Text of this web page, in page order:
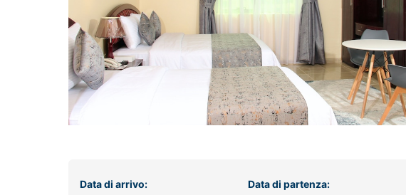
Data di arrivo: Data di partenza: